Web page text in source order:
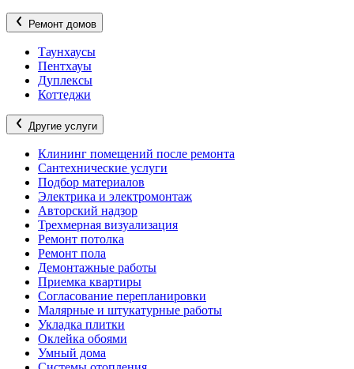
Ремонт домов
Таунхаусы
Пентхауы
Дуплексы
Коттеджи
Другие услуги
Клининг помещений после ремонта
Сантехнические услуги
Подбор материалов
Электрика и электромонтаж
Авторский надзор
Трехмерная визуализация
Ремонт потолка
Ремонт пола
Демонтажные работы
Приемка квартиры
Согласование перепланировки
Малярные и штукатурные работы
Укладка плитки
Оклейка обоями
Умный дома